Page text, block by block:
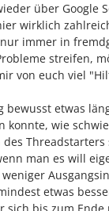
über Google
wirklich
immer in
streifen,
von euch viel
bewusst etwas
konnte, wie
Threadstarters
man es will
etwas